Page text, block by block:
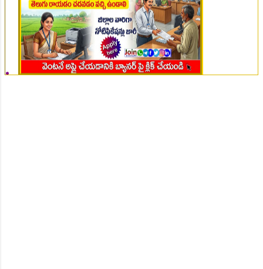
👆Online Applications Ends on 07-August-2026